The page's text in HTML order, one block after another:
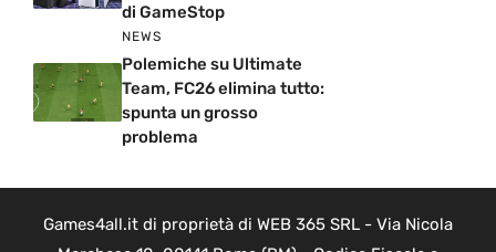
di GameStop
NEWS
Polemiche su Ultimate
Team, FC26 elimina tutto:
spunta un grosso
problema
Games4all.it di proprietà di WEB 365 SRL - Via Nicola